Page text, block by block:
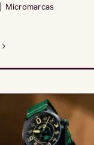
Micromarcas